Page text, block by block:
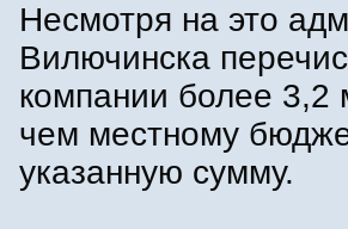
Несмотря на это
Вилючинска
компании более 3,2
чем местному
указанную сумму.